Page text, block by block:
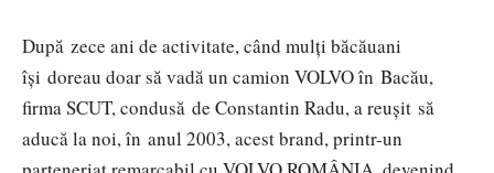
După zece ani de activitate, când mulți băcăuani
își doreau doar să vadă un camion VOLVO în Bacău,
firma SCUT, condusă de Constantin Radu, a reușit să
aducă la noi, în anul 2003, acest brand, printr-un